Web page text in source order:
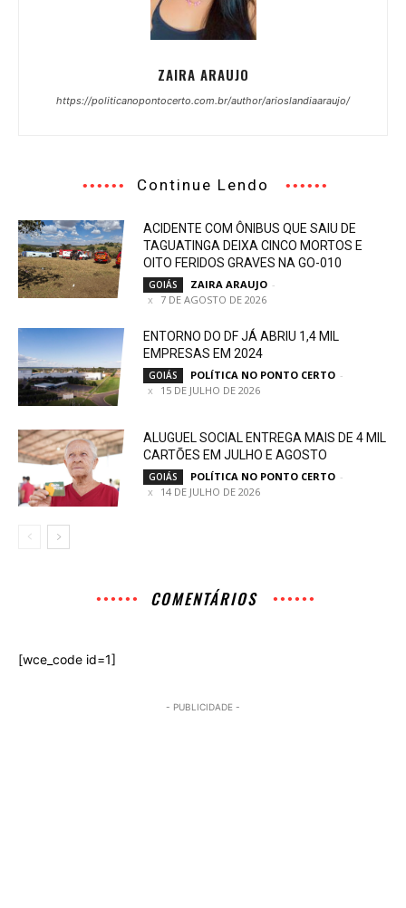
ZAIRA ARAUJO
https://politicanopontocerto.com.br/author/arioslandiaaraujo/
Continue Lendo
ACIDENTE COM ÔNIBUS QUE SAIU DE
TAGUATINGA DEIXA CINCO MORTOS E
OITO FERIDOS GRAVES NA GO-010
GOIÁS ZAIRA ARAUJO -
7 DE AGOSTO DE 2026
ENTORNO DO DF JÁ ABRIU 1,4 MIL
EMPRESAS EM 2024
GOIÁS POLÍTICA NO PONTO CERTO -
15 DE JULHO DE 2026
ALUGUEL SOCIAL ENTREGA MAIS DE 4 MIL
CARTÕES EM JULHO E AGOSTO
GOIÁS POLÍTICA NO PONTO CERTO -
14 DE JULHO DE 2026
COMENTÁRIOS
[wce_code id=1]
- PUBLICIDADE -